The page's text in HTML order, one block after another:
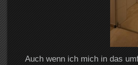
Auch wenn ich mich in das